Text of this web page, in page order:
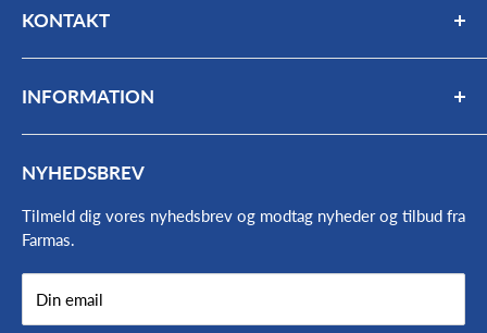
KONTAKT
Mail:bogholderi@farmas.dk
Mandag - fredag: 7:30 - 16:00
Værkstedets åbningstider:
Mandag - onsdag 7:30- 15:45
Torsdag - fredag 7:30-15:30
INFORMATION
Find vej og åbningstider
Om os
Medarbejdere
Nyheder
Handelsbetingelser
NYHEDSBREV
Tilmeld dig vores nyhedsbrev og modtag nyheder og tilbud fra
Farmas.
Din email